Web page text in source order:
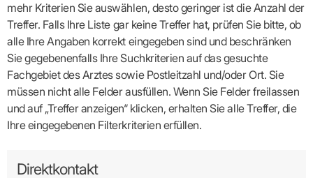
mehr Kriterien Sie auswählen, desto geringer ist die Anzahl der
Treffer. Falls Ihre Liste gar keine Treffer hat, prüfen Sie bitte, ob
alle Ihre Angaben korrekt eingegeben sind und beschränken
Sie gegebenenfalls Ihre Suchkriterien auf das gesuchte
Fachgebiet des Arztes sowie Postleitzahl und/oder Ort. Sie
müssen nicht alle Felder ausfüllen. Wenn Sie Felder freilassen
und auf „Treffer anzeigen“ klicken, erhalten Sie alle Treffer, die
Ihre eingegebenen Filterkriterien erfüllen.
Direktkontakt